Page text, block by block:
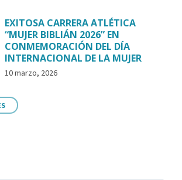
EXITOSA CARRERA ATLÉTICA
“MUJER BIBLIÁN 2026” EN
CONMEMORACIÓN DEL DÍA
INTERNACIONAL DE LA MUJER
10 marzo, 2026